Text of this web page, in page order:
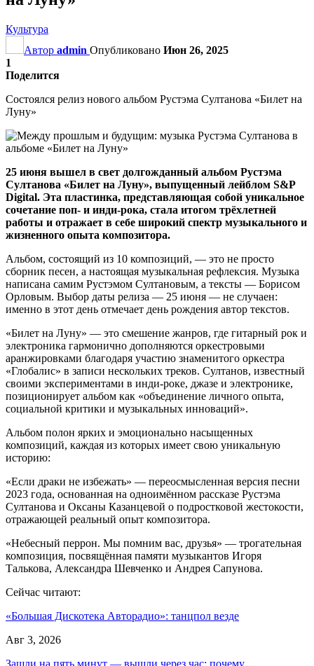
Культура
Автор admin Опубликовано Июн 26, 2025
1
Поделится
Состоялся релиз нового альбом Рустэма Султанова «Билет на
Луну»
25 июня вышел в свет долгожданный альбом Рустэма
Султанова «Билет на Луну», выпущенный лейблом S&P
Digital. Эта пластинка, представляющая собой уникальное
сочетание поп- и инди-рока, стала итогом трёхлетней
работы и отражает в себе широкий спектр музыкального и
жизненного опыта композитора.
Альбом, состоящий из 10 композиций, — это не просто
сборник песен, а настоящая музыкальная рефлексия. Музыка
написана самим Рустэмом Султановым, а тексты — Борисом
Орловым. Выбор даты релиза — 25 июня — не случаен:
именно в этот день отмечает день рождения автор текстов.
«Билет на Луну» — это смешение жанров, где гитарный рок и
электроника гармонично дополняются оркестровыми
аранжировками благодаря участию знаменитого оркестра
«Глобалис» в записи нескольких треков. Султанов, известный
своими экспериментами в инди-роке, джазе и электронике,
позиционирует альбом как «объединение личного опыта,
социальной критики и музыкальных инноваций».
Альбом полон ярких и эмоционально насыщенных
композиций, каждая из которых имеет свою уникальную
историю:
«Если драки не избежать» — переосмысленная версия песни
2023 года, основанная на одноимённом рассказе Рустэма
Султанова и Оксаны Казанцевой о подростковой жестокости,
отражающей реальный опыт композитора.
«Небесный перрон. Мы помним вас, друзья» — трогательная
композиция, посвящённая памяти музыкантов Игоря
Талькова, Александра Шевченко и Андрея Сапунова.
Сейчас читают:
«Большая Дискотека Авторадио»: танцпол везде
Авг 3, 2026
Зашли на пять минут — вышли через час: почему…